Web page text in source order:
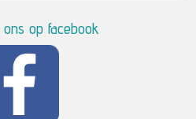
op facebook